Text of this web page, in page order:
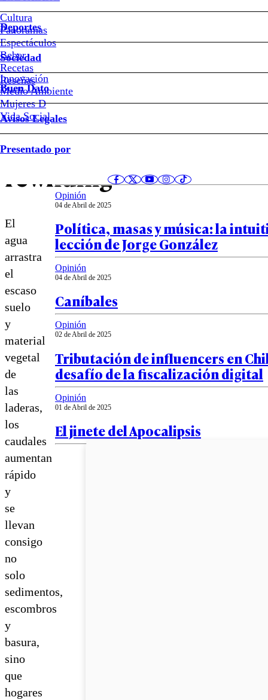
Cultura
Panoramas
Espectáculos
Beber
Recetas
Reseñas
Deportes
Sociedad
Innovación
Medio Ambiente
Mujeres D
Vida Social
Buen Dato
Avisos Legales
Presentado por
la
pobreza
(ecológica)
y
el
rewilding
El
agua
arrastra
el
escaso
suelo
y
material
vegetal
de
las
laderas,
los
caudales
aumentan
rápido
y
se
llevan
consigo
no
solo
sedimentos,
escombros
y
basura,
sino
que
hogares
Notas relacionadas
07 de Abril de 2025
Pendulum
Opinión
04 de Abril de 2025
Política, masas y música: la
lección de Jorge González
Opinión
04 de Abril de 2025
Caníbales
Opinión
02 de Abril de 2025
Tributación de influencers en
desafío de la fiscalización digital
Opinión
01 de Abril de 2025
El jinete del Apocalipsis